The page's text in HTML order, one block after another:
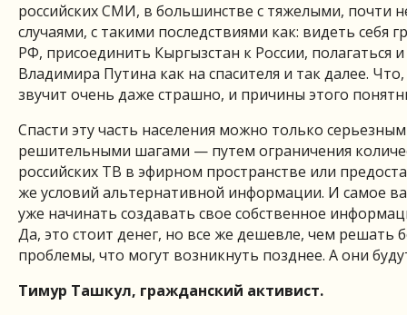
российских СМИ, в большинстве с тяжелыми, почти
случаями, с такими последствиями как: видеть себя
РФ, присоединить Кыргызстан к России, полагаться
Владимира Путина как на спасителя и так далее.
звучит очень даже страшно, и причины этого
Спасти эту часть населения можно только
решительными шагами — путем ограничения
российских ТВ в эфирном пространстве или
же условий альтернативной информации. И самое
уже начинать создавать свое собственное
Да, это стоит денег, но все же дешевле, чем решать
проблемы, что могут возникнуть позднее. А они
Тимур Ташкул, гражданский активист.